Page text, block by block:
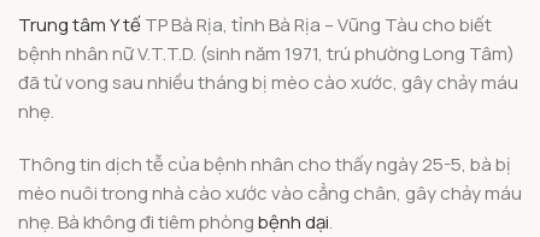
Trung tâm Y tếTP Bà Rịa, tỉnh Bà Rịa – Vũng Tàu cho biết
bệnh nhân nữ V.T.T.D. (sinh năm 1971, trú phường Long Tâm)
đã tử vong sau nhiều tháng bị mèo cào xước, gây chảy máu
nhẹ.
Thông tin dịch tễ của bệnh nhân cho thấy ngày 25-5, bà bị
mèo nuôi trong nhà cào xước vào cẳng chân, gây chảy máu
nhẹ. Bà không đi tiêm phòngbệnh dại.